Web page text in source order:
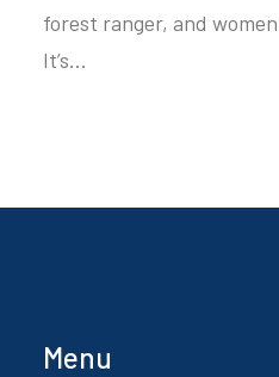
forest ranger, and
It’s…
Menu